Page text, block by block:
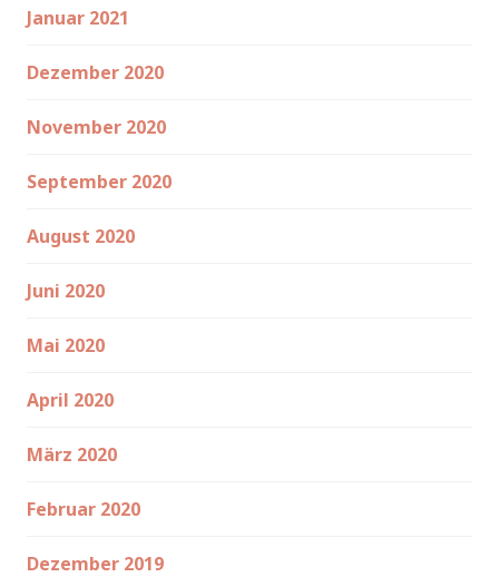
Januar 2021
Dezember 2020
November 2020
September 2020
August 2020
Juni 2020
Mai 2020
April 2020
März 2020
Februar 2020
Dezember 2019